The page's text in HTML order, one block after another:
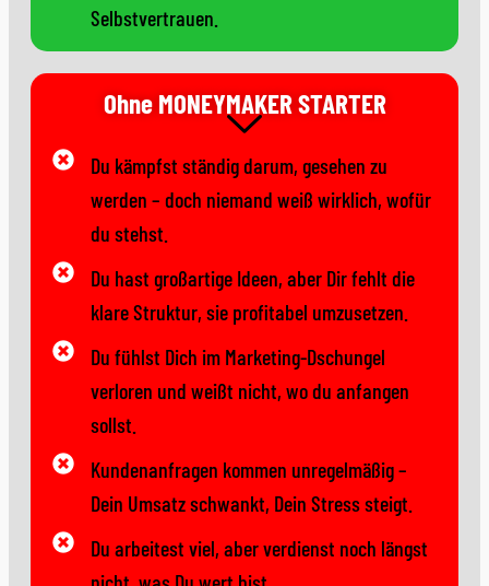
Selbstvertrauen.
Ohne MONEYMAKER STARTER
Du kämpfst ständig darum, gesehen zu
werden – doch niemand weiß wirklich, wofür
du stehst.
Du hast großartige Ideen, aber Dir fehlt die
klare Struktur, sie profitabel umzusetzen.
Du fühlst Dich im Marketing-Dschungel
verloren und weißt nicht, wo du anfangen
sollst.
Kundenanfragen kommen unregelmäßig –
Dein Umsatz schwankt, Dein Stress steigt.
Du arbeitest viel, aber verdienst noch längst